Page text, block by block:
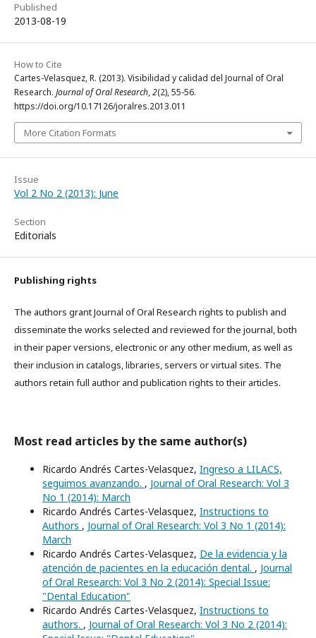
Published
2013-08-19
How to Cite
Cartes-Velasquez, R. (2013). Visibilidad y calidad del Journal of Oral
Research. Journal of Oral Research,2(2), 55-56.
https://doi.org/10.17126/joralres.2013.011
More Citation Formats
Issue
Vol 2 No 2 (2013): June
Section
Editorials
Publishing rights
The authors grant Journal of Oral Research rights to publish and
disseminate the works selected and reviewed for the journal, both
in their paper versions, electronic or any other medium, as well as
their inclusion in catalogs, libraries, servers or virtual sites. The
authors retain full author and publication rights to their articles.
Most read articles by the same author(s)
Ricardo Andrés Cartes-Velasquez, Ingreso a LILACS,
seguimos avanzando. , Journal of Oral Research: Vol 3
No 1 (2014): March
Ricardo Andrés Cartes-Velasquez, Instructions to
Authors , Journal of Oral Research: Vol 3 No 1 (2014):
March
Ricardo Andrés Cartes-Velasquez, De la evidencia y la
atención de pacientes en la educación dental. , Journal
of Oral Research: Vol 3 No 2 (2014): Special Issue:
"Dental Education"
Ricardo Andrés Cartes-Velasquez, Instructions to
authors. , Journal of Oral Research: Vol 3 No 2 (2014):